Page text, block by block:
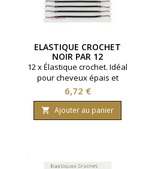
ELASTIQUE CROCHET
NOIR PAR 12
12 x Élastique crochet. Idéal
pour cheveux épais et
extensions. Coloris Noir.
Prix
6,72 €
 Ajouter au panier